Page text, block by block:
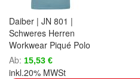
Daiber | JN 801 |
Schweres Herren
Workwear Piqué Polo
Ab 15,53 €
inkl.20% MWSt